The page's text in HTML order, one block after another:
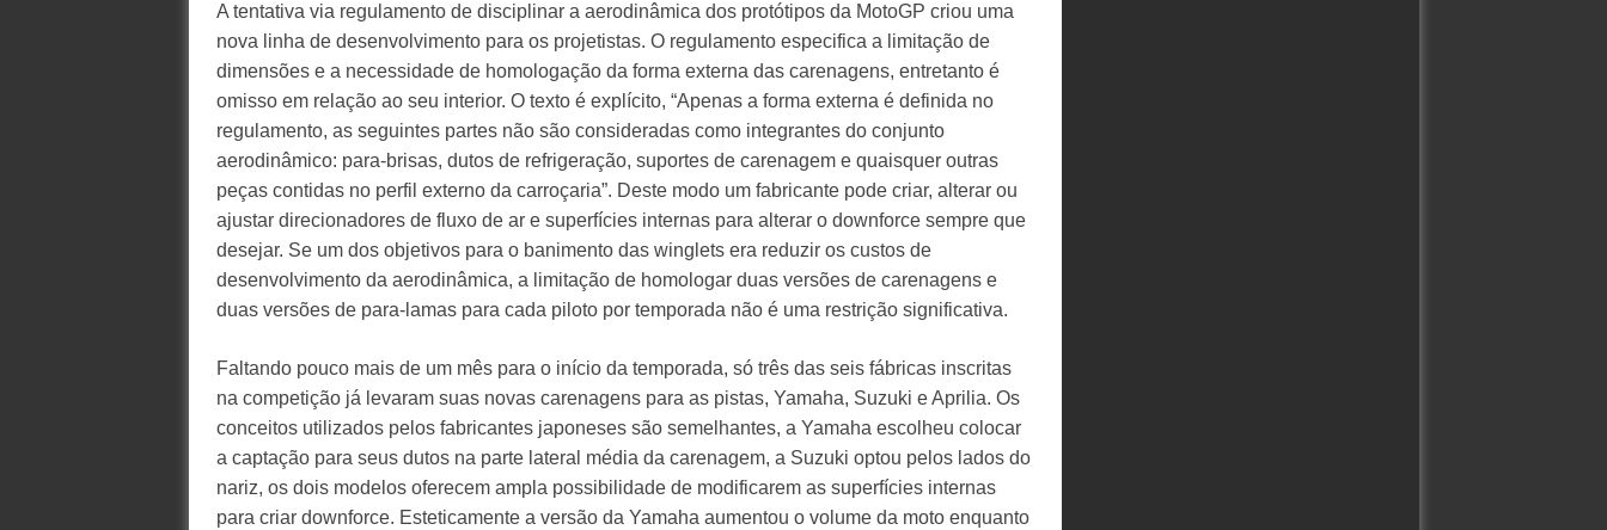
A tentativa via regulamento de disciplinar a aerodinâmica dos protótipos da MotoGP criou uma
nova linha de desenvolvimento para os projetistas. O regulamento especifica a limitação de
dimensões e a necessidade de homologação da forma externa das carenagens, entretanto é
omisso em relação ao seu interior. O texto é explícito, “Apenas a forma externa é definida no
regulamento, as seguintes partes não são consideradas como integrantes do conjunto
aerodinâmico: para-brisas, dutos de refrigeração, suportes de carenagem e quaisquer outras
peças contidas no perfil externo da carroçaria”. Deste modo um fabricante pode criar, alterar ou
ajustar direcionadores de fluxo de ar e superfícies internas para alterar o downforce sempre que
desejar. Se um dos objetivos para o banimento das winglets era reduzir os custos de
desenvolvimento da aerodinâmica, a limitação de homologar duas versões de carenagens e
duas versões de para-lamas para cada piloto por temporada não é uma restrição significativa.
Faltando pouco mais de um mês para o início da temporada, só três das seis fábricas inscritas
na competição já levaram suas novas carenagens para as pistas, Yamaha, Suzuki e Aprilia. Os
conceitos utilizados pelos fabricantes japoneses são semelhantes, a Yamaha escolheu colocar
a captação para seus dutos na parte lateral média da carenagem, a Suzuki optou pelos lados do
nariz, os dois modelos oferecem ampla possibilidade de modificarem as superfícies internas
para criar downforce. Esteticamente a versão da Yamaha aumentou o volume da moto enquanto